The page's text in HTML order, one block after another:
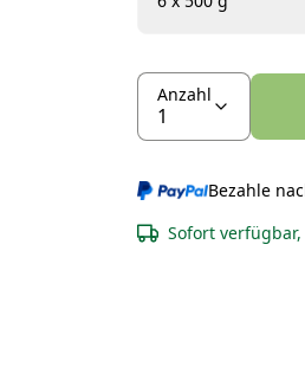
Anzahl
Bezahle
Sofort